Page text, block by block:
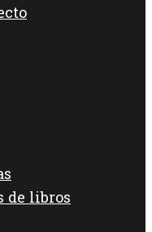
de libros